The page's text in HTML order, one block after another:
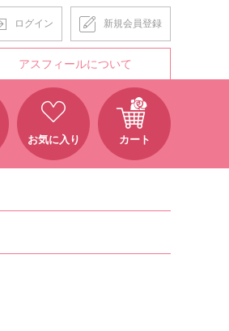
ログイン 新規会員登録
アスフィールについて
お気に入り カート